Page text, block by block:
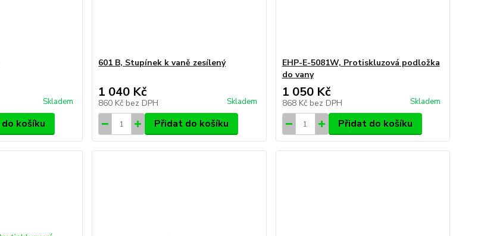
Skladem
košíku
601 B, Stupínek k vaně zesílený
1 040 Kč
860 Kč bez DPH Skladem
Přidat do košíku
EHP-E-5081W, Protiskluzová podložka
do vany
1 050 Kč
868 Kč bez DPH Skladem
Přidat do košíku